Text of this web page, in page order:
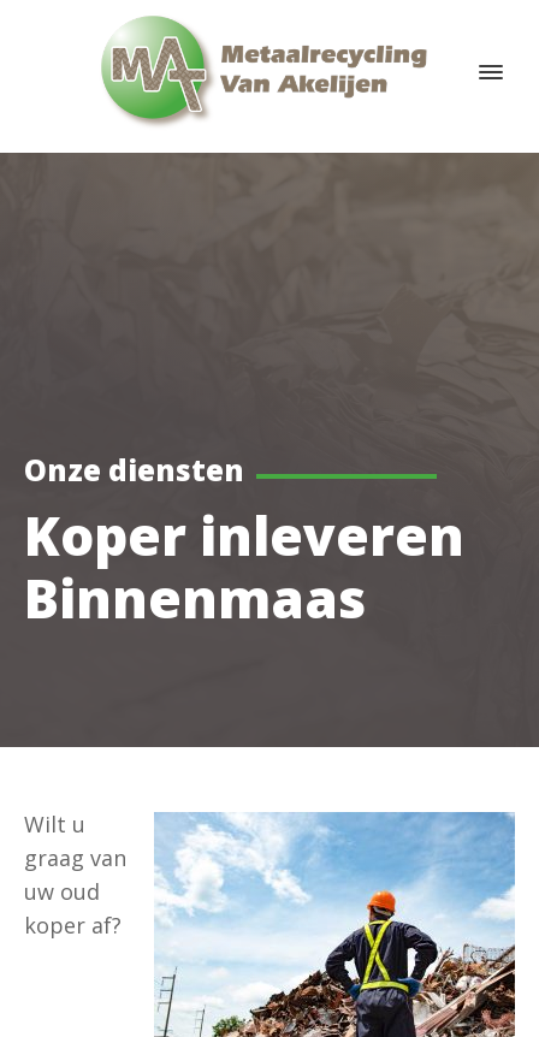
Onze diensten
Koper inleveren
Binnenmaas
Wilt u
graag van
uw oud
koper af?